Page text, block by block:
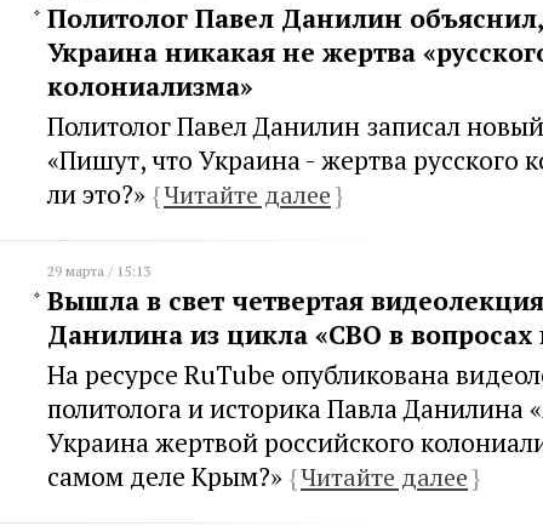
Политолог Павел Данилин
Украина никакая не жертва
колониализма»
Политолог Павел Данилин записал
«Пишут, что Украина - жертва русского
ли это?» {Читайте далее}
29 марта / 15:13
Вышла в свет четвертая
Данилина из цикла «СВО в вопросах
На ресурсе RuTube опубликована
политолога и историка Павла Данилина
Украина жертвой российского
самом деле Крым?» {Читайте далее}